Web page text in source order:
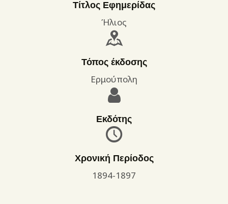
ΔΡΑΣΤΗΡΙΟΤΗΤΕΣ
ΕΠΙΚΟΙΝΩΝΊΑ
ΌΡΟΙ ΧΡΉΣΗΣ
Τίτλος Εφημερίδας
Ήλιος
Τόπος έκδοσης
Ερμούπολη
Εκδότης
Χρονική Περίοδος
1894-1897